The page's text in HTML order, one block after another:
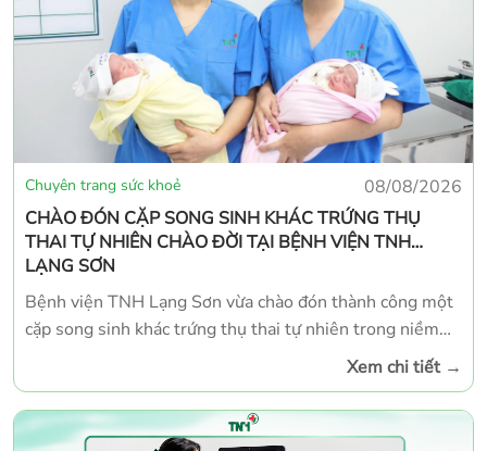
ương.
Chuyên trang sức khoẻ
08/08/2026
CHÀO ĐÓN CẶP SONG SINH KHÁC TRỨNG THỤ
THAI TỰ NHIÊN CHÀO ĐỜI TẠI BỆNH VIỆN TNH
LẠNG SƠN
Bệnh viện TNH Lạng Sơn vừa chào đón thành công một
cặp song sinh khác trứng thụ thai tự nhiên trong niềm
hạnh phúc vỡ òa của gia đình và đội ngũ y bác sĩ. Tiếng
niềm vui nhân đôi cho gia đình mà còn là dấu mốc ý
nghĩa trong hành trình chăm sóc sức khỏe mẹ và bé tại
Xem chi tiết→